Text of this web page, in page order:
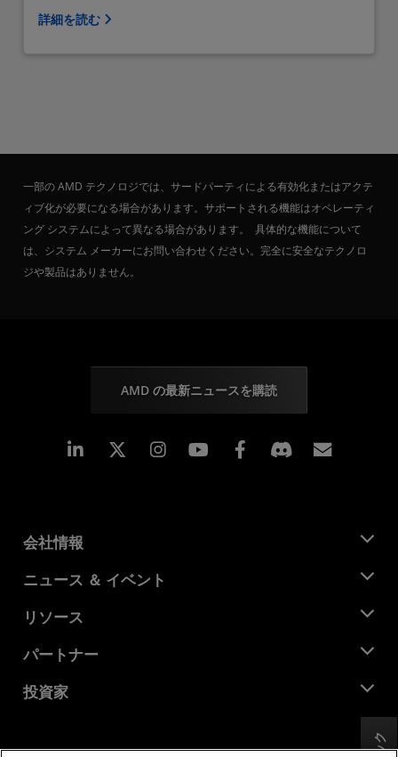
詳細を読む
一部の AMD テクノロジでは、サードパーティによる有効化またはアクテ
ィブ化が必要になる場合があります。サポートされる機能はオペレーティ
ング システムによって異なる場合があります。 具体的な機能について
は、システム メーカーにお問い合わせください。完全に安全なテクノロ
ジや製品はありません。
AMD の最新ニュースを購読
Linkedin Instagram Facebook
会社情報
AMD について
企業責任
キャリア
お問い合わせ
ニュース ＆ イベント
ニュースルーム
メディア ライブラリ
リソース
デベロッパー セントラル
ケース スタディ
パートナー
AMD パートナー ハブ
投資家
財務情報